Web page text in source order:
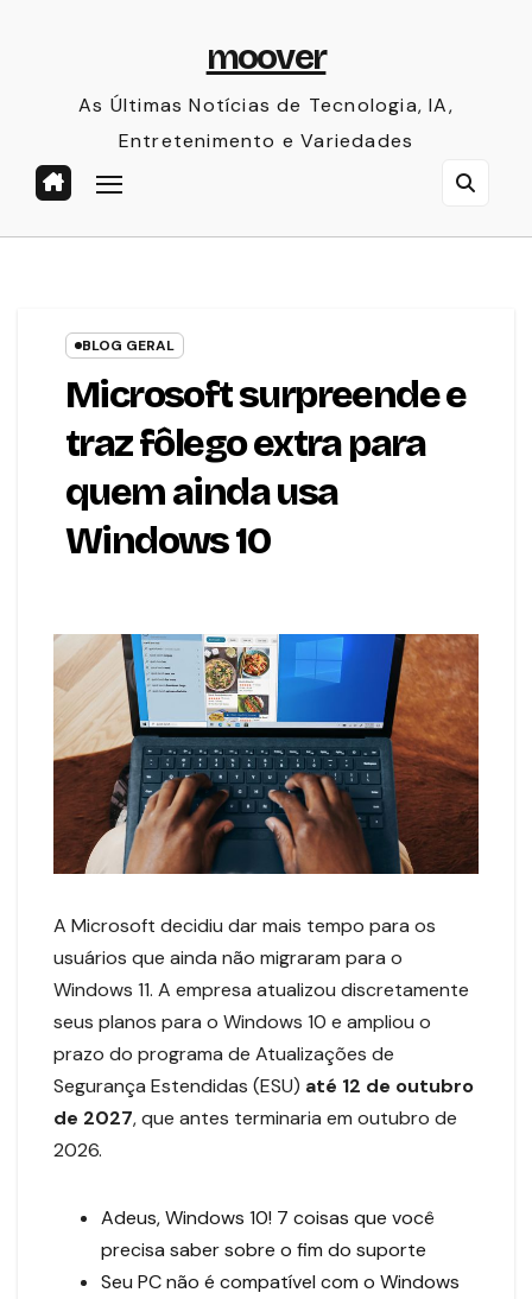
moover
As Últimas Notícias de Tecnologia, IA,
Entretenimento e Variedades
BLOG GERAL
Microsoft surpreende e
traz fôlego extra para
quem ainda usa
Windows 10
A Microsoft decidiu dar mais tempo para os
usuários que ainda não migraram para o
Windows 11. A empresa atualizou discretamente
seus planos para o Windows 10 e ampliou o
prazo do programa de Atualizações de
Segurança Estendidas (ESU) até 12 de outubro
de 2027, que antes terminaria em outubro de
2026.
Adeus, Windows 10! 7 coisas que você
precisa saber sobre o fim do suporte
Seu PC não é compatível com o Windows